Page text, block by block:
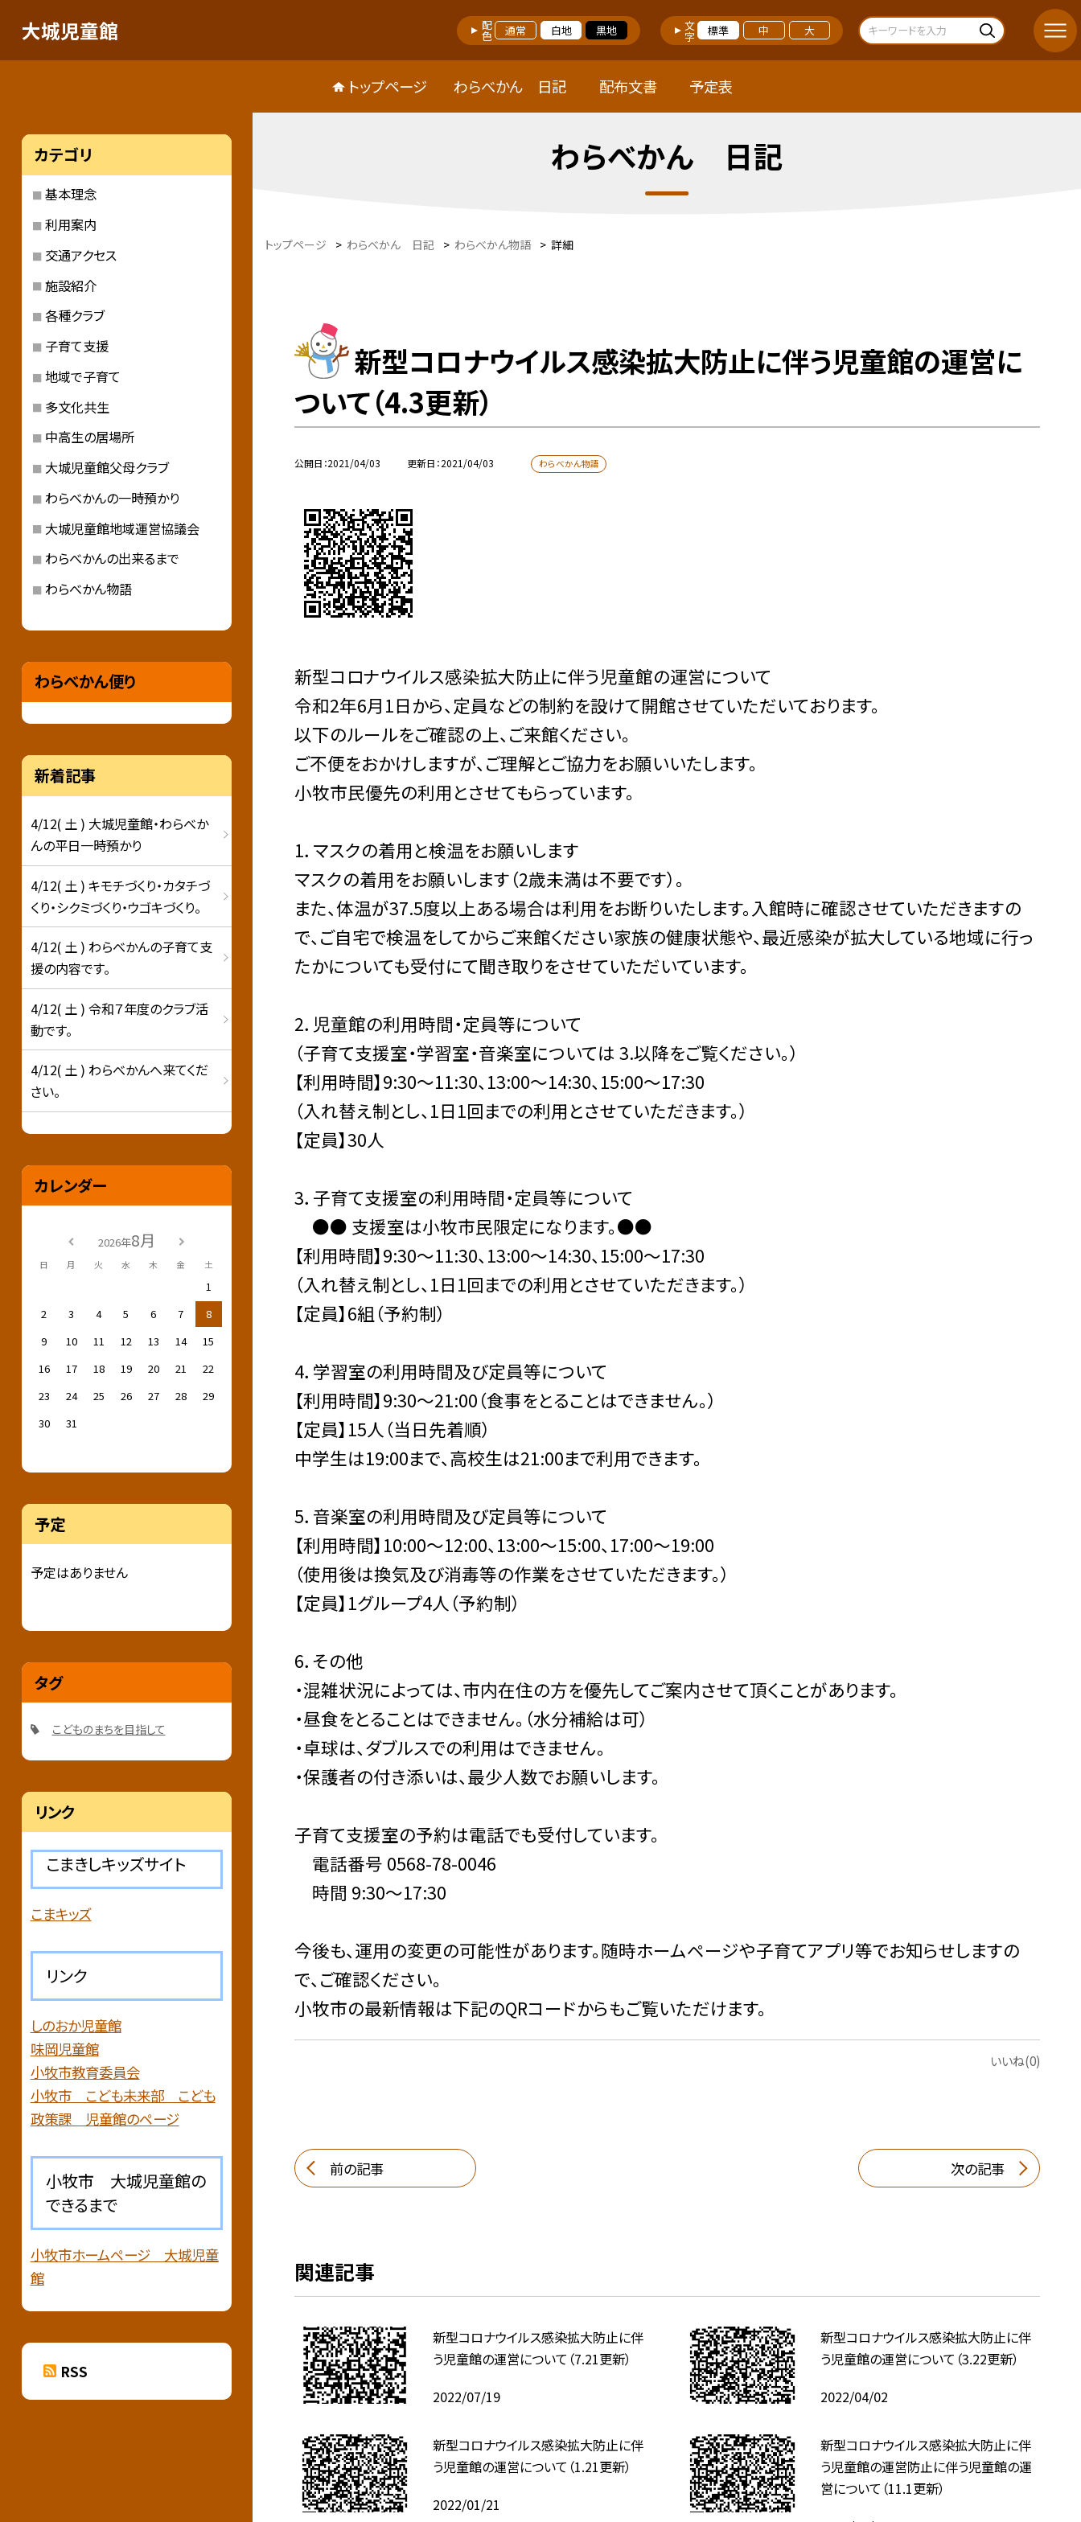
大城児童館 配色 通常 白地 黒地 文字 標準 中 大
トップページ わらべかん 日記 配布文書 予定表
わらべかん 日記
トップページ > わらべかん 日記 > わらべかん物語 > 詳細
新型コロナウイルス感染拡大防止に伴う児童館の運営に
ついて（4.3更新）
公開日 2021/04/03 更新日 2021/04/03 わらべかん物語
新型コロナウイルス感染拡大防止に伴う児童館の運営について
令和2年6月1日から、定員などの制約を設けて開館させていただいております。
以下のルールをご確認の上、ご来館ください。
ご不便をおかけしますが、ご理解とご協力をお願いいたします。
小牧市民優先の利用とさせてもらっています。
1．マスクの着用と検温をお願いします
マスクの着用をお願いします（2歳未満は不要です）。
また、体温が37.5度以上ある場合は利用をお断りいたします。入館時に確認させていただきますの
で、ご自宅で検温をしてからご来館ください家族の健康状態や、最近感染が拡大している地域に行っ
たかについても受付にて聞き取りをさせていただいています。
2．児童館の利用時間・定員等について
（子育て支援室・学習室・音楽室については 3.以降をご覧ください。）
【利用時間】9:30〜11:30、13:00〜14:30、15:00〜17:30
（入れ替え制とし、1日1回までの利用とさせていただきます。）
【定員】30人
3．子育て支援室の利用時間・定員等について
●● 支援室は小牧市民限定になります。●●
【利用時間】9:30〜11:30、13:00〜14:30、15:00〜17:30
（入れ替え制とし、1日1回までの利用とさせていただきます。）
【定員】6組（予約制）
4．学習室の利用時間及び定員等について
【利用時間】9:30〜21:00（食事をとることはできません。）
【定員】15人（当日先着順）
中学生は19:00まで、高校生は21:00まで利用できます。
5．音楽室の利用時間及び定員等について
【利用時間】10:00〜12:00、13:00〜15:00、17:00〜19:00
（使用後は換気及び消毒等の作業をさせていただきます。）
【定員】1グループ4人（予約制）
6．その他
・混雑状況によっては、市内在住の方を優先してご案内させて頂くことがあります。
・昼食をとることはできません。（水分補給は可）
・卓球は、ダブルスでの利用はできません。
・保護者の付き添いは、最少人数でお願いします。
子育て支援室の予約は電話でも受付しています。
電話番号 0568-78-0046
時間 9:30〜17:30
今後も、運用の変更の可能性があります。随時ホームページや子育てアプリ等でお知らせしますの
で、ご確認ください。
小牧市の最新情報は下記のQRコードからもご覧いただけます。
いいね(0)
前の記事 次の記事
関連記事
新型コロナウイルス感染拡大防止に伴
う児童館の運営について（7.21更新）
2022/07/19
新型コロナウイルス感染拡大防止に伴
う児童館の運営について（3.22更新）
2022/04/02
新型コロナウイルス感染拡大防止に伴
う児童館の運営について（1.21更新）
2022/01/21
新型コロナウイルス感染拡大防止に伴
う児童館の運営防止に伴う児童館の運
営について（11.1更新）
カテゴリ
基本理念
利用案内
交通アクセス
施設紹介
各種クラブ
子育て支援
地域で子育て
多文化共生
中高生の居場所
大城児童館父母クラブ
わらべかんの一時預かり
大城児童館地域運営協議会
わらべかんの出来るまで
わらべかん物語
わらべかん便り
新着記事
4/12( 土 ) 大城児童館・わらべか
んの平日一時預かり
4/12( 土 ) キモチづくり・カタチづ
くり・シクミづくり・ウゴキづくり。
4/12( 土 ) わらべかんの子育て支
援の内容です。
4/12( 土 ) 令和７年度のクラブ活
動です。
4/12( 土 ) わらべかんへ来てくだ
さい。
カレンダー
2026年8月
日 月 火 水 木 金 土
1
2
3 4 5 6 7
8
9
10 11 12 13 14
15
16
17 18 19 20 21
22
23
24 25 26 27 28
29
30
31
予定
予定はありません
タグ
こどものまちを目指して
リンク
こまきしキッズサイト
こまキッズ
リンク
しのおか児童館
味岡児童館
小牧市教育委員会
小牧市 こども未来部 こども
政策課 児童館のページ
小牧市 大城児童館の
できるまで
小牧市ホームページ 大城児童
館
RSS